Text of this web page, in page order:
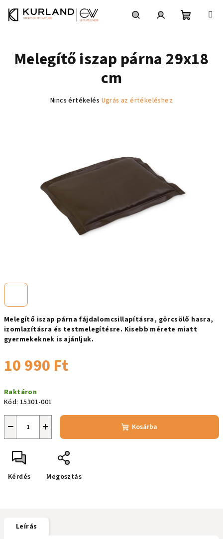
Melegítő iszap párna fájdalomcsillapításra, görcsölő hasra,
izomlazításra és testmelegítésre. Kisebb mérete miatt
gyermekeknek is ajánljuk.
10 990 Ft
Raktáron
Kód: 15301-001
+
− Kosárba
Kérdés Megosztás
Melegítő iszap párna 29x18
cm
A
csillag.
Nincs értékelés Ugrás az értékeléshez
Leírás